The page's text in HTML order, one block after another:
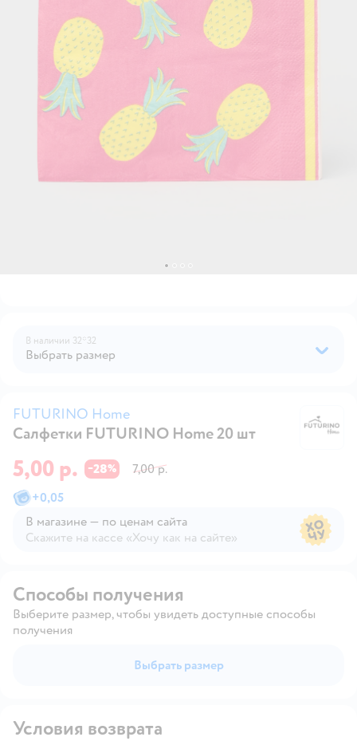
В наличии 32*32
Выбрать размер
FUTURINO Home
Салфетки FUTURINO Home 20 шт
5,00 р. −28%
7,00 р.
+0,05
В магазине — по ценам сайта
Скажите на кассе «Хочу как на сайте»
Способы получения
Выберите размер, чтобы увидеть доступные способы
получения
Выбрать размер
Условия возврата